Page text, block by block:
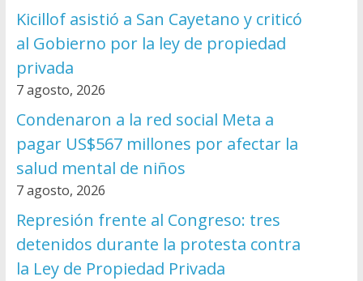
Kicillof asistió a San Cayetano y criticó
al Gobierno por la ley de propiedad
privada
7 agosto, 2026
Condenaron a la red social Meta a
pagar US$567 millones por afectar la
salud mental de niños
7 agosto, 2026
Represión frente al Congreso: tres
detenidos durante la protesta contra
la Ley de Propiedad Privada